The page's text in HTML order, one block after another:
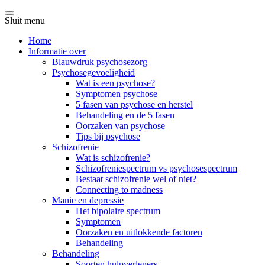
Sluit menu
Home
Informatie over
Blauwdruk psychosezorg
Psychosegevoeligheid
Wat is een psychose?
Symptomen psychose
5 fasen van psychose en herstel
Behandeling en de 5 fasen
Oorzaken van psychose
Tips bij psychose
Schizofrenie
Wat is schizofrenie?
Schizofreniespectrum vs psychosespectrum
Bestaat schizofrenie wel of niet?
Connecting to madness
Manie en depressie
Het bipolaire spectrum
Symptomen
Oorzaken en uitlokkende factoren
Behandeling
Behandeling